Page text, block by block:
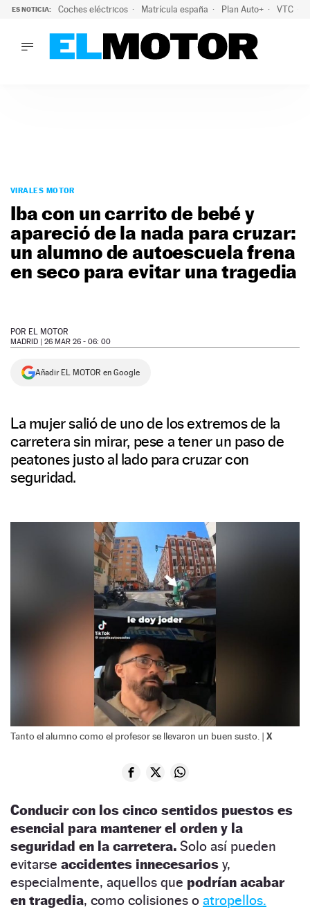
ES NOTICIA: Coches eléctricos Matrícula españa Plan Auto+ VTC
PODCAST
MOTOS
TECNOLOGÍA
SUPERCOCHES
NEWSLETTER
SÍGUENOS
VIRALES MOTOR
Iba con un carrito de bebé y
apareció de la nada para cruzar:
un alumno de autoescuela frena
en seco para evitar una tragedia
POR EL MOTOR
MADRID | 26 MAR 26 - 06: 00
Añadir EL MOTOR en Google
La mujer salió de uno de los extremos de la
carretera sin mirar, pese a tener un paso de
peatones justo al lado para cruzar con
seguridad.
Tanto el alumno como el profesor se llevaron un buen susto. | X
Conducir con los cinco sentidos puestos es
esencial para mantener el orden y la
seguridad en la carretera. Solo así pueden
evitarse accidentes innecesarios y,
especialmente, aquellos que podrían acabar
en tragedia, como colisiones o atropellos.